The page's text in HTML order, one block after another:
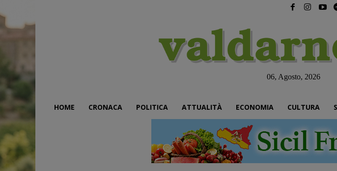
06, Agosto, 2026
HOME CRONACA POLITICA ATTUALITÀ ECONOMIA CULTURA